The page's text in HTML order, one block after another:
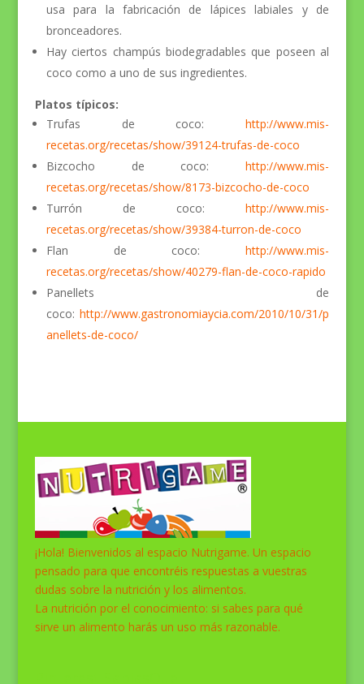
usa para la fabricación de lápices labiales y de
bronceadores.
Hay ciertos champús biodegradables que poseen al
coco como a uno de sus ingredientes.
Platos típicos:
Trufas de coco:http://www.mis-
recetas.org/recetas/show/39124-trufas-de-coco
Bizcocho de coco:http://www.mis-
recetas.org/recetas/show/8173-bizcocho-de-coco
Turrón de coco:http://www.mis-
recetas.org/recetas/show/39384-turron-de-coco
Flan de coco:http://www.mis-
recetas.org/recetas/show/40279-flan-de-coco-rapido
Panellets de
coco:http://www.gastronomiaycia.com/2010/10/31/p
anellets-de-coco/
¡Hola! Bienvenidos al espacio Nutrigame. Un espacio
pensado para que encontréis respuestas a vuestras
dudas sobre la nutrición y los alimentos.
La nutrición por el conocimiento: si sabes para qué
sirve un alimento harás un uso más razonable.